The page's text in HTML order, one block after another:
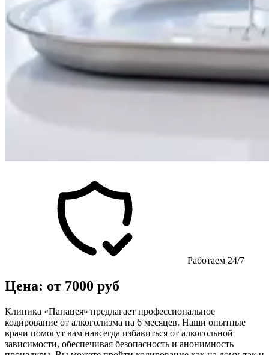
Работаем 24/7
Цена: от 7000 руб
Клиника «Панацея» предлагает профессиональное
кодирование от алкоголизма на 6 месяцев. Наши опытные
врачи помогут вам навсегда избавиться от алкогольной
зависимости, обеспечивая безопасность и анонимность